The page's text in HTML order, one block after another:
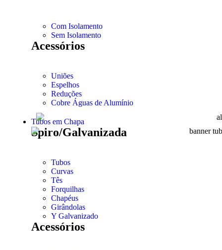
Com Isolamento
Sem Isolamento
Acessórios
Uniões
Espelhos
Reduções
Cobre Águas de Alumínio
Tubos em Chapa
Spiro/Galvanizada
Tubos
Curvas
Tês
Forquilhas
Chapéus
Girândolas
Y Galvanizado
Acessórios